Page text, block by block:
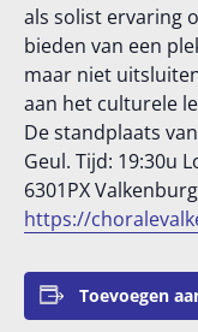
als solist ervaring
bieden van een
maar niet
aan het culturele
De standplaats
Geul. Tijd: 19:30u
6301PX
https://
Toevoegen